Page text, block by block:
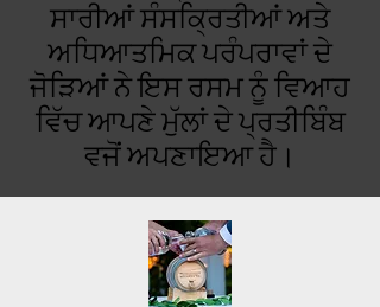
ਸਾਰੀਆਂ ਸੰਸਕ੍ਰਿਤੀਆਂ ਅਤੇ
ਅਧਿਆਤਮਿਕ ਪਰੰਪਰਾਵਾਂ ਦੇ
ਜੋੜਿਆਂ ਨੇ ਇਸ ਰਸਮ ਨੂੰ ਵਿਆਹ
ਵਿੱਚ ਆਪਣੇ ਮੁੱਲਾਂ ਦੇ ਪ੍ਰਤੀਬਿੰਬ
ਵਜੋਂ ਅਪਣਾਇਆ ਹੈ।